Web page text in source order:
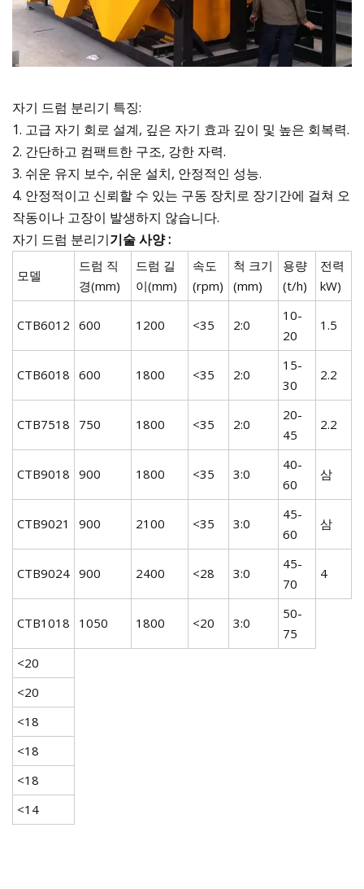
자기 드럼 분리기 특징:
1. 고급 자기 회로 설계, 깊은 자기 효과 깊이 및 높은 회복력.
2. 간단하고 컴팩트한 구조, 강한 자력.
3. 쉬운 유지 보수, 쉬운 설치, 안정적인 성능.
4. 안정적이고 신뢰할 수 있는 구동 장치로 장기간에 걸쳐 오
작동이나 고장이 발생하지 않습니다.
자기 드럼 분리기기술 사양 :
모델
드럼 직
경(mm)
드럼 길
이(mm)
속도
(rpm)
척 크기
(mm)
용량
(t/h)
전력
kW)
CTB6012 600 1200 <35 2:0
10-
20
1.5
CTB6018 600 1800 <35 2:0
15-
30
2.2
CTB7518 750 1800 <35 2:0
20-
45
2.2
CTB9018 900 1800 <35 3:0
40-
60
삼
CTB9021 900 2100 <35 3:0
45-
60
삼
CTB9024 900 2400 <28 3:0
45-
70
4
CTB1018 1050 1800 <20 3:0
50-
75
<20
<20
<18
<18
<18
<14